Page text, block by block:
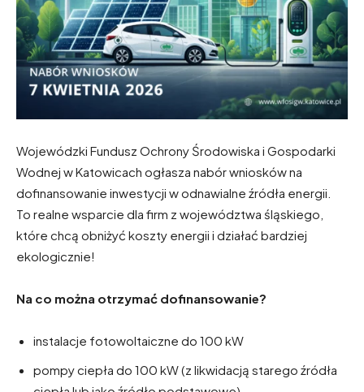
Wojewódzki Fundusz Ochrony Środowiska i Gospodarki
Wodnej w Katowicach ogłasza nabór wniosków na
dofinansowanie inwestycji w odnawialne źródła energii.
To realne wsparcie dla firm z województwa śląskiego,
które chcą obniżyć koszty energii i działać bardziej
ekologicznie!
Na co można otrzymać dofinansowanie?
instalacje fotowoltaiczne do 100 kW
pompy ciepła do 100 kW (z likwidacją starego źródła